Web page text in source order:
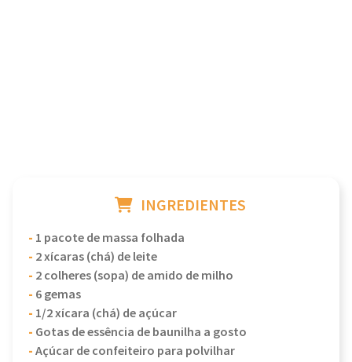
INGREDIENTES
- 1 pacote de massa folhada
- 2 xícaras (chá) de leite
- 2 colheres (sopa) de amido de milho
- 6 gemas
- 1/2 xícara (chá) de açúcar
- Gotas de essência de baunilha a gosto
-Açúcar de confeiteiro para polvilhar